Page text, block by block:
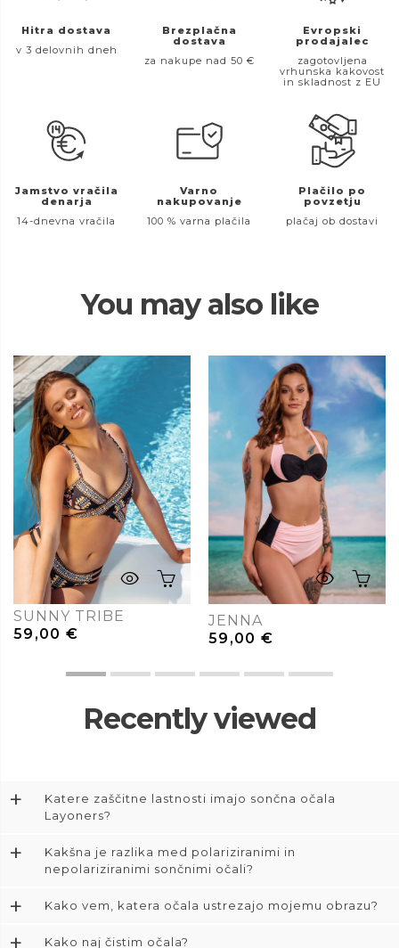
Hitra dostava
v 3 delovnih dneh
Brezplačna
dostava
za nakupe nad 50 €
Evropski
prodajalec
zagotovljena
vrhunska kakovost
in skladnost z EU
Jamstvo vračila
denarja
14-dnevna vračila
Varno
nakupovanje
100 % varna plačila
Plačilo po
povzetju
plačaj ob dostavi
You may also like
SUNNY TRIBE
59,00€
JENNA
59,00€
Recently viewed
+
Katere zaščitne lastnosti imajo sončna očala
Layoners?
+
Kakšna je razlika med polariziranimi in
nepolariziranimi sončnimi očali?
+ Kako vem, katera očala ustrezajo mojemu obrazu?
Kako naj čistim očala?